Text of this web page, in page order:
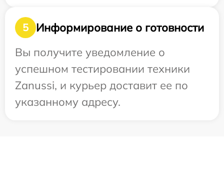
5
Информирование о готовности
Вы получите уведомление о
успешном тестировании техники
Zanussi, и курьер доставит ее по
указанному адресу.